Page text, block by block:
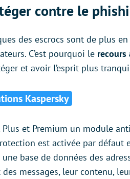
contre le
des escrocs sont de plus
C’est pourquoi le
et avoir l’esprit plus
Kaspersky
Plus et Premium un module
est activée par défaut
base de données des
messages, leur contenu,